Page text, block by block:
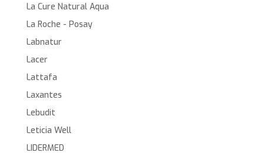
La Cure Natural Aqua
La Roche - Posay
Labnatur
Lacer
Lattafa
Laxantes
Lebudit
Leticia Well
LIDERMED